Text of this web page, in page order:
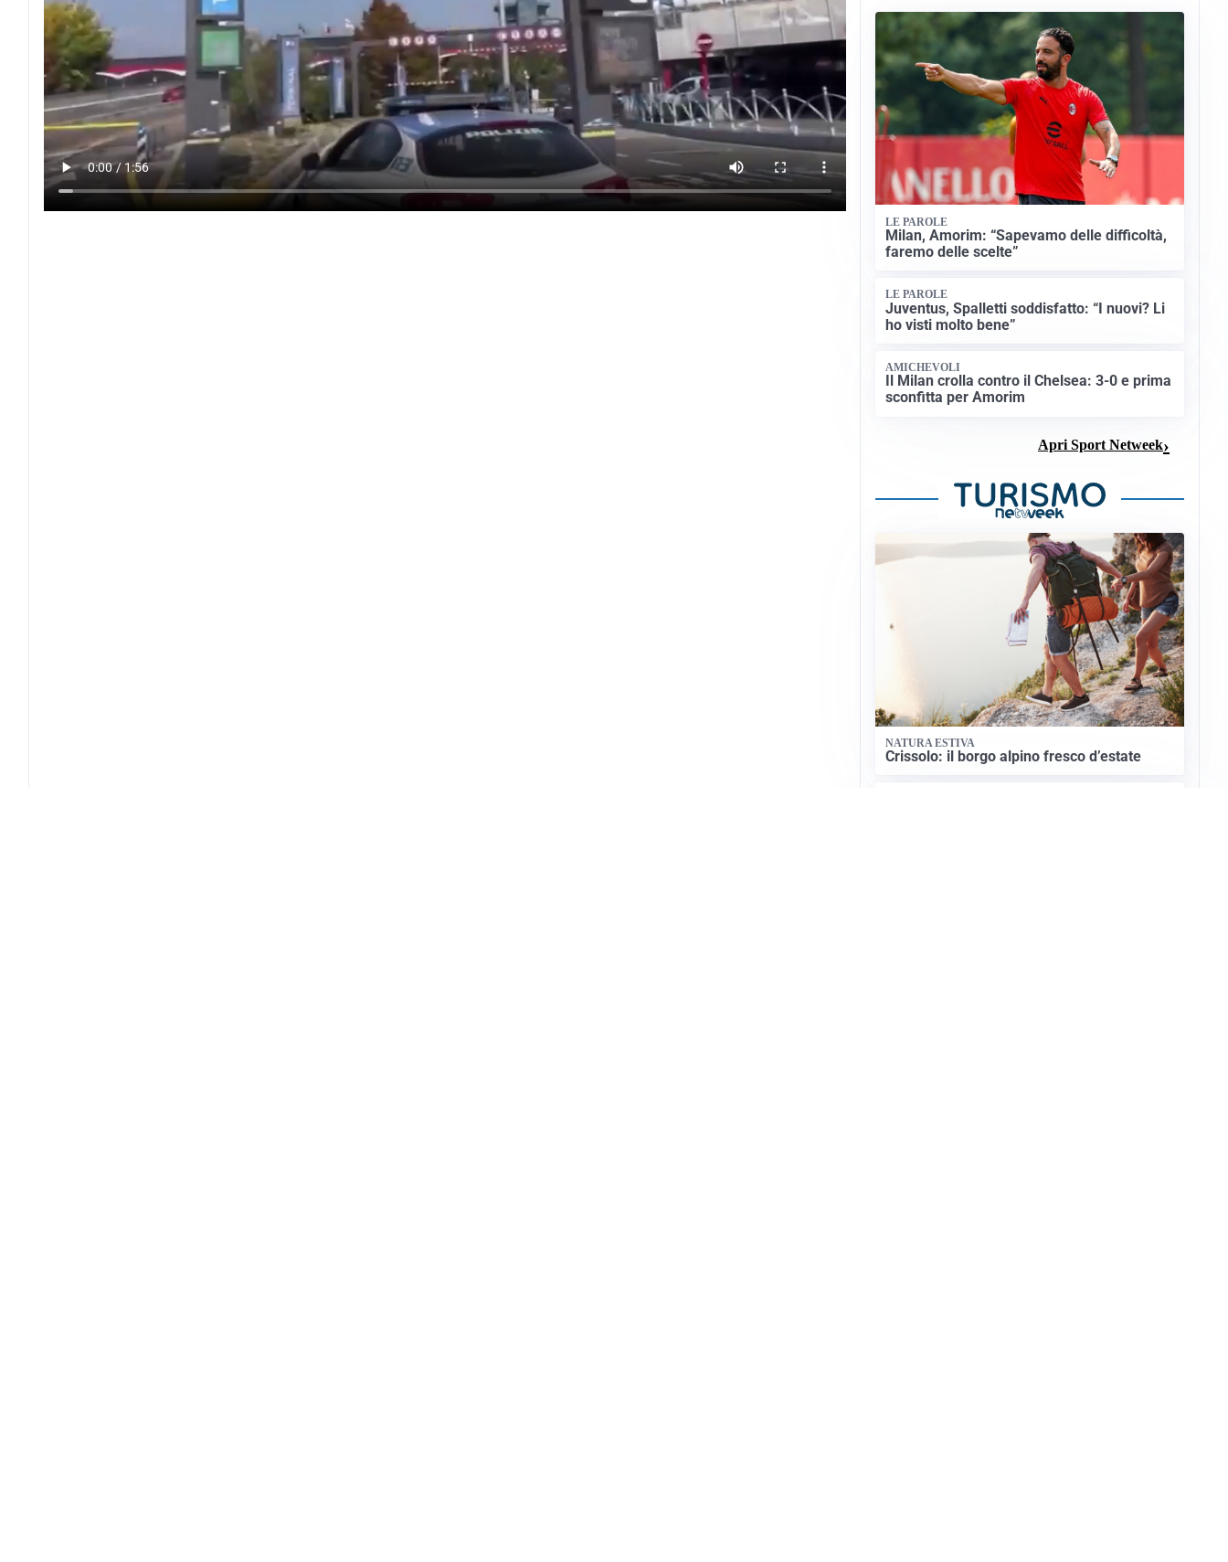
LE PAROLE
Milan, Amorim: “Sapevamo delle difficoltà,
faremo delle scelte”
LE PAROLE
Juventus, Spalletti soddisfatto: “I nuovi? Li
ho visti molto bene”
AMICHEVOLI
Il Milan crolla contro il Chelsea: 3-0 e prima
sconfitta per Amorim
Apri Sport Netweek
NATURA ESTIVA
Crissolo: il borgo alpino fresco d’estate